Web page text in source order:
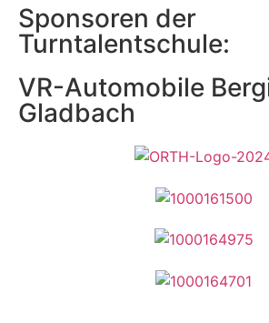
Sponsoren der
Turntalentschule:
VR-Automobile
Gladbach